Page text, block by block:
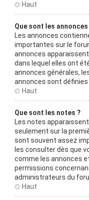
Haut
Que sont les annonces
Les annonces
importantes sur le
annonces
dans lequel elles ont
annonces générales,
annonces sont
Haut
Que sont les notes ?
Les notes
seulement sur la
sont souvent assez
les consulter dès que
comme les annonces
permissions
administrateurs du
Haut